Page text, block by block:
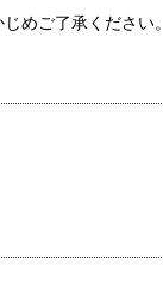
めご了承ください。